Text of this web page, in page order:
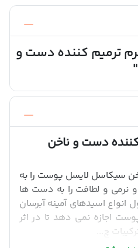
ترمیم کننده دست و
دست و ناخن
سیکاسل لایسل پوست را به
نرمی و لطافت را به دست ها
اسیدهای آمینه آبرسان
اجازه نمی دهد تا در اثر
چ...